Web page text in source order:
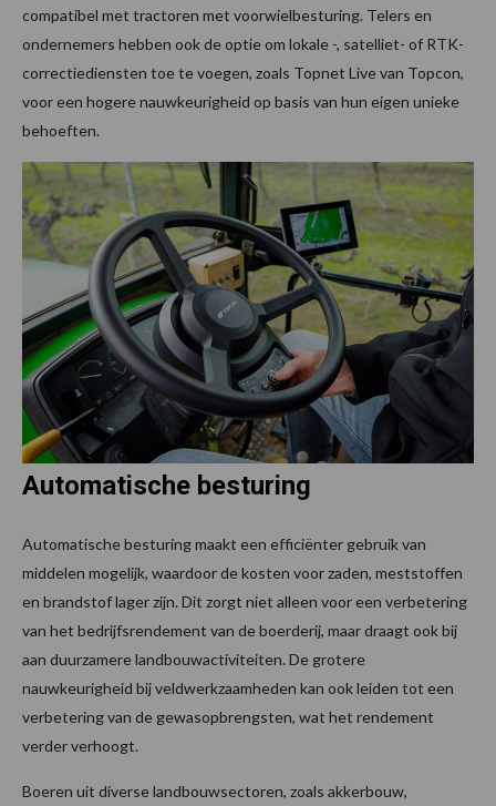
compatibel met tractoren met voorwielbesturing. Telers en
ondernemers hebben ook de optie om lokale -, satelliet- of RTK-
correctiediensten toe te voegen, zoals Topnet Live van Topcon,
voor een hogere nauwkeurigheid op basis van hun eigen unieke
behoeften.
Automatische besturing
Automatische besturing maakt een efficiënter gebruik van
middelen mogelijk, waardoor de kosten voor zaden, meststoffen
en brandstof lager zijn. Dit zorgt niet alleen voor een verbetering
van het bedrijfsrendement van de boerderij, maar draagt ook bij
aan duurzamere landbouwactiviteiten. De grotere
nauwkeurigheid bij veldwerkzaamheden kan ook leiden tot een
verbetering van de gewasopbrengsten, wat het rendement
verder verhoogt.
Boeren uit diverse landbouwsectoren, zoals akkerbouw,